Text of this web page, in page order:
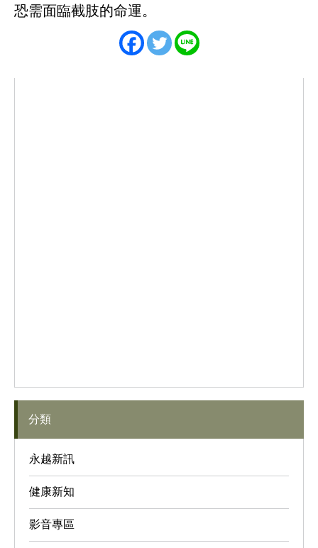
恐需面臨截肢的命運。
分類
永越新訊
健康新知
影音專區